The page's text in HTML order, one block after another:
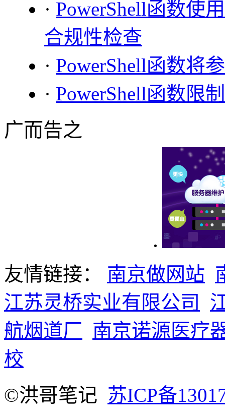
· PowerShell函数使
合规性检查
· PowerShell函数将
· PowerShell函数限
广而告之
友情链接： 南京做网站
江苏灵桥实业有限公司
航烟道厂 南京诺源医疗
校
©洪哥笔记 苏ICP备